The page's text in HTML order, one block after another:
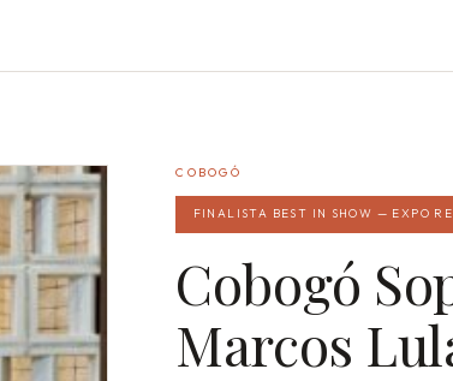
COBOGÓ
FINALISTA BEST IN SHOW — EXPO
Cobogó
Marcos